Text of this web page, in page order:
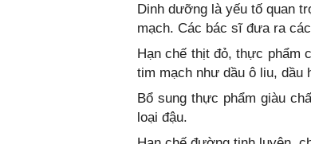
Dinh dưỡng là yếu tố quan
mạch. Các bác sĩ đưa ra
Hạn chế thịt đỏ, thực phẩm
tim mạch như dầu ô liu, dầu
Bổ sung thực phẩm giàu
loại đậu.